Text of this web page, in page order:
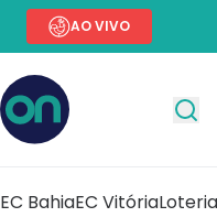
AO VIVO
EC BahiaEC Vitória